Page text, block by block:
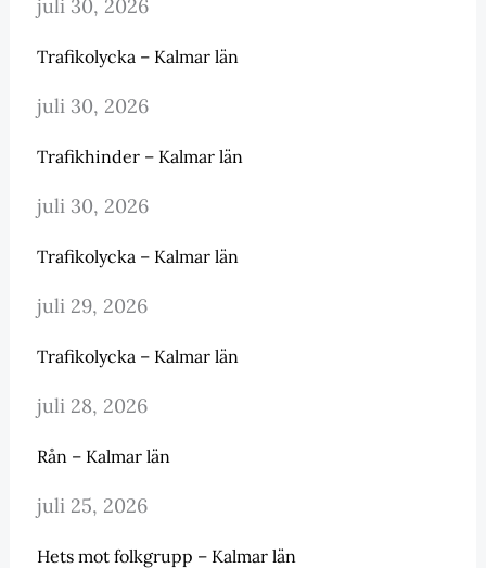
juli 30, 2026
Trafikolycka – Kalmar län
juli 30, 2026
Trafikhinder – Kalmar län
juli 30, 2026
Trafikolycka – Kalmar län
juli 29, 2026
Trafikolycka – Kalmar län
juli 28, 2026
Rån – Kalmar län
juli 25, 2026
Hets mot folkgrupp – Kalmar län